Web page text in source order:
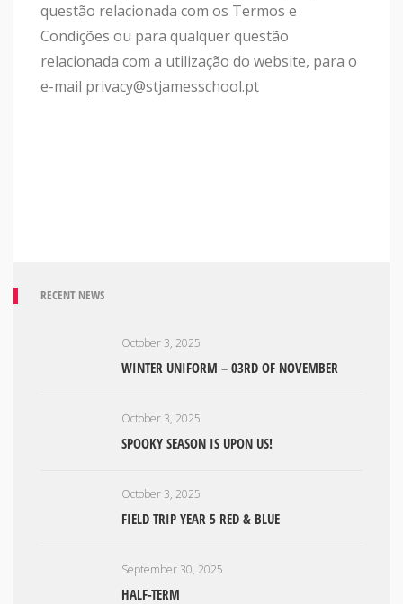
questão relacionada com os Termos e
Condições ou para qualquer questão
relacionada com a utilização do website, para o
e-mail privacy@stjamesschool.pt
RECENT NEWS
October 3, 2025
WINTER UNIFORM – 03RD OF NOVEMBER
October 3, 2025
SPOOKY SEASON IS UPON US!
October 3, 2025
FIELD TRIP YEAR 5 RED & BLUE
September 30, 2025
HALF-TERM